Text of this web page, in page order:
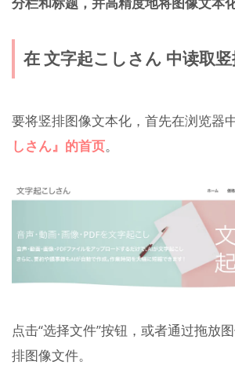
在 文字起こしさん 中读取
要将竖排图像文本化，首先在浏览器
しさん』的首页。
点击“选择文件”按钮，或者通过拖放
排图像文件。